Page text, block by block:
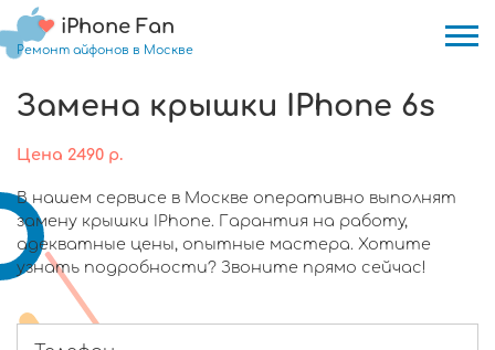
iPhone Fan
Ремонт айфонов в Москве
Замена крышки IPhone 6s
Цена 2490 р.
В нашем сервисе в Москве оперативно выполнят
замену крышки IPhone. Гарантия на работу,
адекватные цены, опытные мастера. Хотите
узнать подробности? Звоните прямо сейчас!